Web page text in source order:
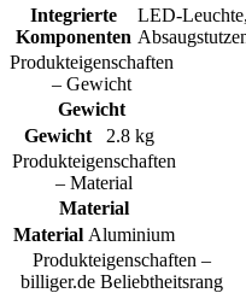
Integrierte
Komponenten
LED-
Produkteigenschaften
– Gewicht
Gewicht
Gewicht
2.8 kg
Produkteigenschaften
– Material
Material
Material Aluminium
Produkteigenschaften –
billiger.de Beliebtheitsrang